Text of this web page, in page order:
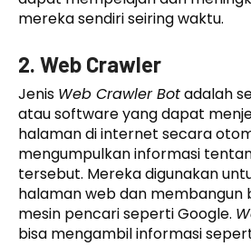
mereka sendiri seiring waktu.
2. Web Crawler
Jenis Web Crawler Botadalah
atau software yang dapat
halaman di internet secara
mengumpulkan informasi
tersebut. Mereka digunakan
halaman web dan membangun
mesin pencari seperti Google.
bisa mengambil informasi